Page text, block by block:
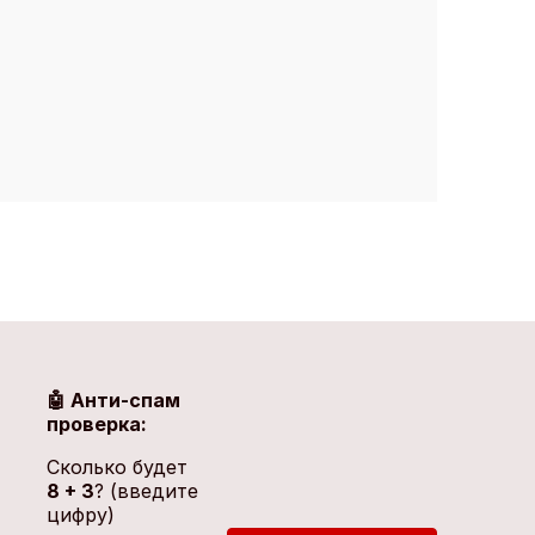
🤖 Анти-спам
проверка:
Сколько будет
8 + 3? (введите
цифру)